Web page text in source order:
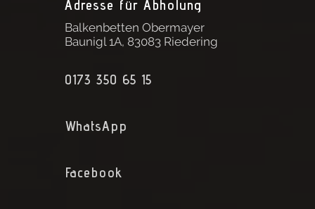
Adresse für Abholung
Balkenbetten Obermayer
Baunigl 1A, 83083 Riedering
0173 350 65 15
WhatsApp
Facebook